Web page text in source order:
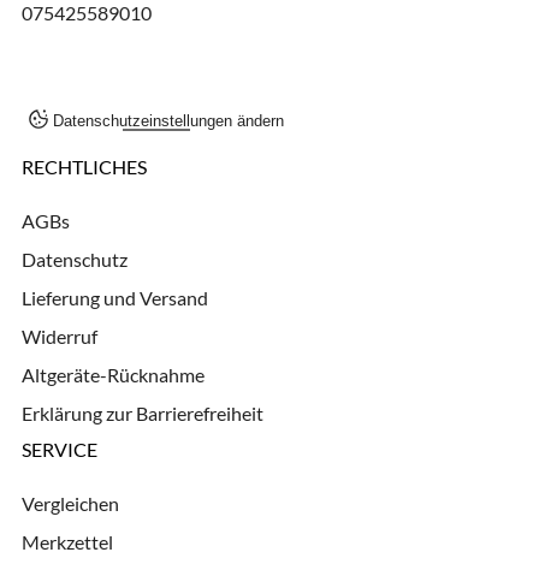
075425589010
Datenschutzeinstellungen ändern
RECHTLICHES
AGBs
Datenschutz
Lieferung und Versand
Widerruf
Altgeräte-Rücknahme
Erklärung zur Barrierefreiheit
SERVICE
Vergleichen
Merkzettel